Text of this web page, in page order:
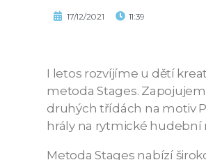
17/12/2021 11:39
I letos rozvíjíme u dětí
metoda Stages.
druhých třídách na motiv
hrály na rytmické hudební
Metoda Stages nabízí